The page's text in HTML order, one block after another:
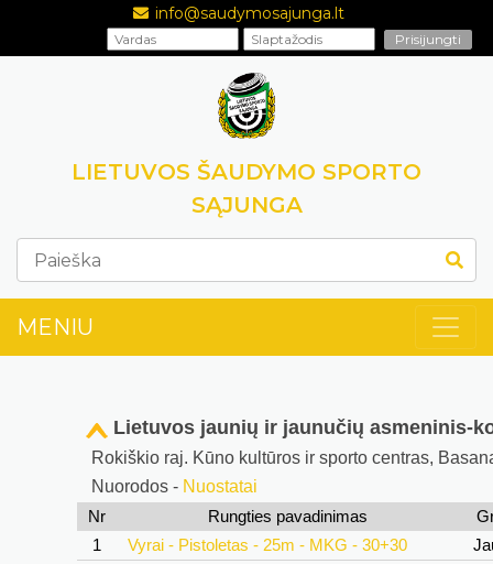
info@saudymosajunga.lt
LIETUVOS ŠAUDYMO SPORTO
SĄJUNGA
MENIU
Lietuvos jaunių ir jaunučių asmeninis-
Rokiškio raj. Kūno kultūros ir sporto centras,
Nuorodos - Nuostatai
Nr
Rungties pavadinimas
1
Vyrai - Pistoletas - 25m - MKG - 30+30